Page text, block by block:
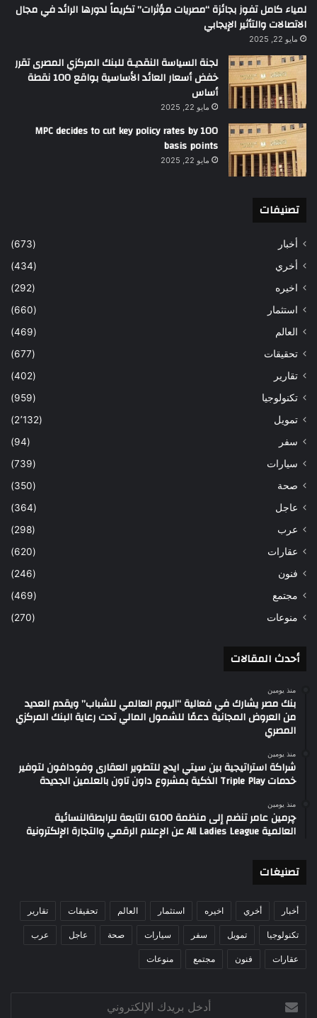
لمياء كامل تفوز بجائزة “مصريات مؤثرات” تكريماً لدورها الرائد في مجال
الاتصالات والتأثير الإيجابي
مايو 22, 2025
لجنة السياسة النقديـة للبنك المركزي المصرى تقرر
خفض أسعار العائد الأساسية بواقع 100 نقطة
أساس
مايو 22, 2025
MPC decides to cut key policy rates by 100
basis points
مايو 22, 2025
تصنيفات
أخبار
(673)
أخري
(434)
اخيره
(292)
استثمار
(660)
العالم
(469)
تحقيقات
(677)
تقارير
(402)
تكنولوجيا
(959)
تمويل
(2٬132)
سفر
(94)
سيارات
(739)
صحة
(350)
عاجل
(364)
عرب
(298)
عقارات
(620)
فنون
(246)
مجتمع
(469)
منوعات
(270)
أحدث المقالات
منذ يومين
بنك مصر يشارك في فعالية “اليوم العالمي للشباب” ويقدم العديد
من العروض المجانية دعمًا للشمول المالي تحت رعاية البنك المركزي
المصري
منذ يومين
شراكة استراتيجية بين سيتي ايدج للتطوير العقارى وفودافون لتوفير
خدمات Triple Play الذكية بمشروع داون تاون بالعلمين الجديدة
منذ يومين
چرمين عامر تنضم إلى منظمة G100 التابعة للرابطةالنسائية
العالمية All Ladies League عن الإعلام الرقمي والتجارة الإلكترونية
تصنيغات
أخبار أخري اخيره استثمار العالم تحقيقات تقارير
تكنولوجيا تمويل سفر سيارات صحة عاجل عرب
عقارات فنون مجتمع منوعات
بريدك